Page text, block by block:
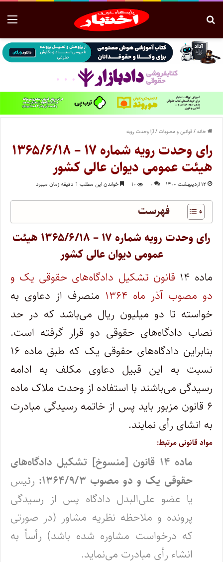
خانه/قوانین و مصوبات/آرا وحدت رویه
رای وحدت رویه شماره ۱۷ – ۱۳۶۵/۶/۱۸
هیئت عمومی دیوان عالی کشور
۱۲ اردیبهشت ۱۴۰۰ ۰ ۱۰ خواندن این مطلب 1 دقیقه زمان میبرد
فهرست
رای وحدت رویه شماره ۱۷ – ۱۳۶۵/۶/۱۸ هیئت
عمومی دیوان عالی کشور
ماده ۱۴
قانون تشکیل دادگاه‌های حقوقی یک و
دو مصوب آذر ماه ۱۳۶۴
منصرف از دعاوی به
خواسته تا دو میلیون ریال می‌باشد که در حد
نصاب دادگاه‌های حقوقی دو قرار گرفته است.
بنابراین دادگاه‌های حقوقی یک که طبق ماده ۱۶
نسبت به این قبیل دعاوی مکلف به ادامه
رسیدگی می‌باشند با استفاده از وحدت ملاک ماده
۶ قانون مزبور باید پس از خاتمه رسیدگی مبادرت
به انشای رأی نمایند.
مواد قانونی مرتبط:
ماده ۱۴ قانون [منسوخ] تشکیل دادگاه‌های
حقوقی یک و دو مصوب ۱۳۶۴/۹/۳:
رئیس
یا عضو علی‌البدل دادگاه پس از رسیدگی
پرونده و ملاحظه نظریه مشاور (‌در صورتی
که درخواست مشاوره شده باشد) رأساً به
انشاء ‌رأی مبادرت می‌نماید.